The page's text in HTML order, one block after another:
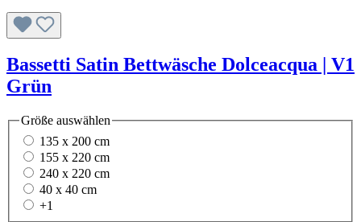
Bassetti Satin Bettwäsche Dolceacqua | V1
Grün
Größe auswählen
135 x 200 cm
155 x 220 cm
240 x 220 cm
40 x 40 cm
+1